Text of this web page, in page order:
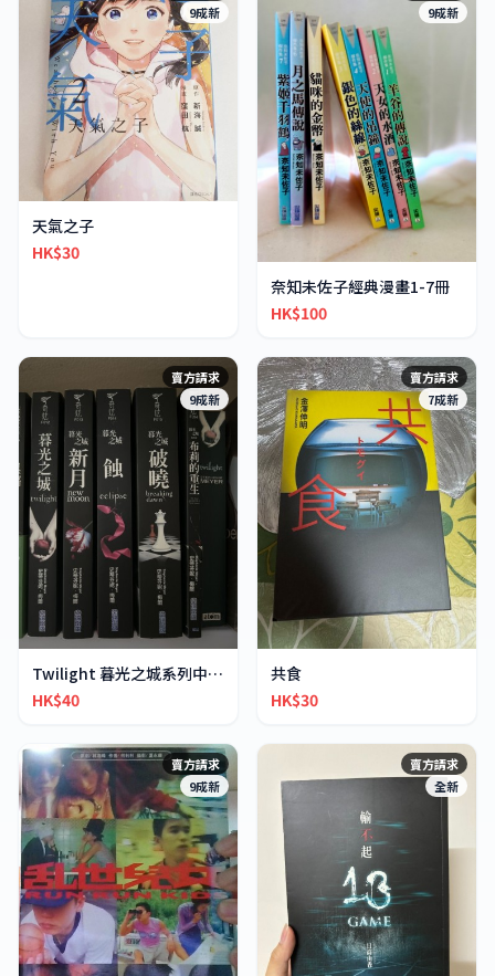
9成新
天氣之子
HK$30
9成新
奈知未佐子經典漫畫1-7冊
HK$100
賣方請求
9成新
Twilight 暮光之城系列中文版
HK$40
賣方請求
7成新
共食
HK$30
賣方請求
9成新
賣方請求
全新